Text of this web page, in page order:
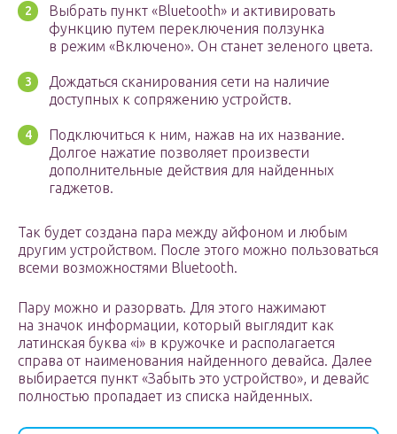
Выбрать пункт «Bluetooth» и активировать
функцию путем переключения ползунка
в режим «Включено». Он станет зеленого цвета.
Дождаться сканирования сети на наличие
доступных к сопряжению устройств.
Подключиться к ним, нажав на их название.
Долгое нажатие позволяет произвести
дополнительные действия для найденных
гаджетов.
Так будет создана пара между айфоном и любым
другим устройством. После этого можно пользоваться
всеми возможностями Bluetooth.
Пару можно и разорвать. Для этого нажимают
на значок информации, который выглядит как
латинская буква «i» в кружочке и располагается
справа от наименования найденного девайса. Далее
выбирается пункт «Забыть это устройство», и девайс
полностью пропадает из списка найденных.